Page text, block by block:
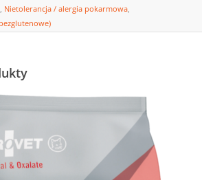
Nietolerancja / alergia pokarmowa,